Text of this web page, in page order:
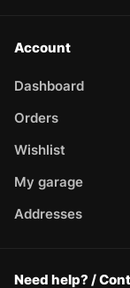
Account
Dashboard
Orders
Wishlist
My garage
Addresses
Need help? /